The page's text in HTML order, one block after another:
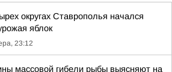
округах Ставрополья начался
яблок
23:12
массовой гибели рыбы выясняют на